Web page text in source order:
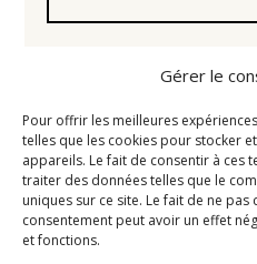
Gérer le
Pour offrir les meilleures
telles que les cookies pour stocker
appareils. Le fait de consentir à ces
traiter des données telles que le
uniques sur ce site. Le fait de ne
consentement peut avoir un effet
et fonctions.